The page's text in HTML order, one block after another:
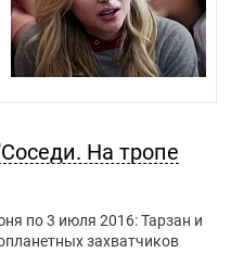
На тропе
по 3 июля 2016: Тарзан и
захватчиков